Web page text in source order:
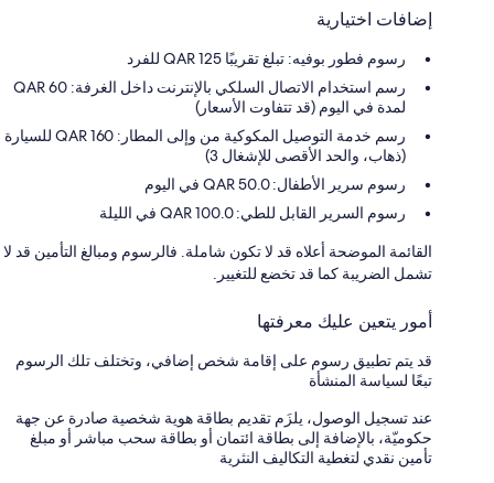
إضافات اختيارية
رسوم فطور بوفيه: تبلغ تقريبًا 125 QAR للفرد
رسم استخدام الاتصال السلكي بالإنترنت داخل الغرفة: QAR 60
لمدة في اليوم (قد تتفاوت الأسعار)
رسم خدمة التوصيل المكوكية من وإلى المطار: 160 QAR للسيارة
(ذهاب، والحد الأقصى للإشغال 3)
رسوم سرير الأطفال: 50.0 QAR في اليوم
رسوم السرير القابل للطي: 100.0 QAR في الليلة
القائمة الموضحة أعلاه قد لا تكون شاملة. فالرسوم ومبالغ التأمين قد لا
تشمل الضريبة كما قد تخضع للتغيير.
أمور يتعين عليك معرفتها
قد يتم تطبيق رسوم على إقامة شخص إضافي، وتختلف تلك الرسوم
تبعًا لسياسة المنشأة
عند تسجيل الوصول، يلزَم تقديم بطاقة هوية شخصية صادرة عن جهة
حكوميّة، بالإضافة إلى بطاقة ائتمان أو بطاقة سحب مباشر أو مبلغ
تأمين نقدي لتغطية التكاليف النثرية